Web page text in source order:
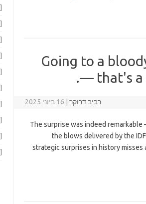
Going to a
— that's a
רביב דרוקר 16 ביוני 2025
The surprise was indeed
the blows delivered by the
strategic surprises in history misses